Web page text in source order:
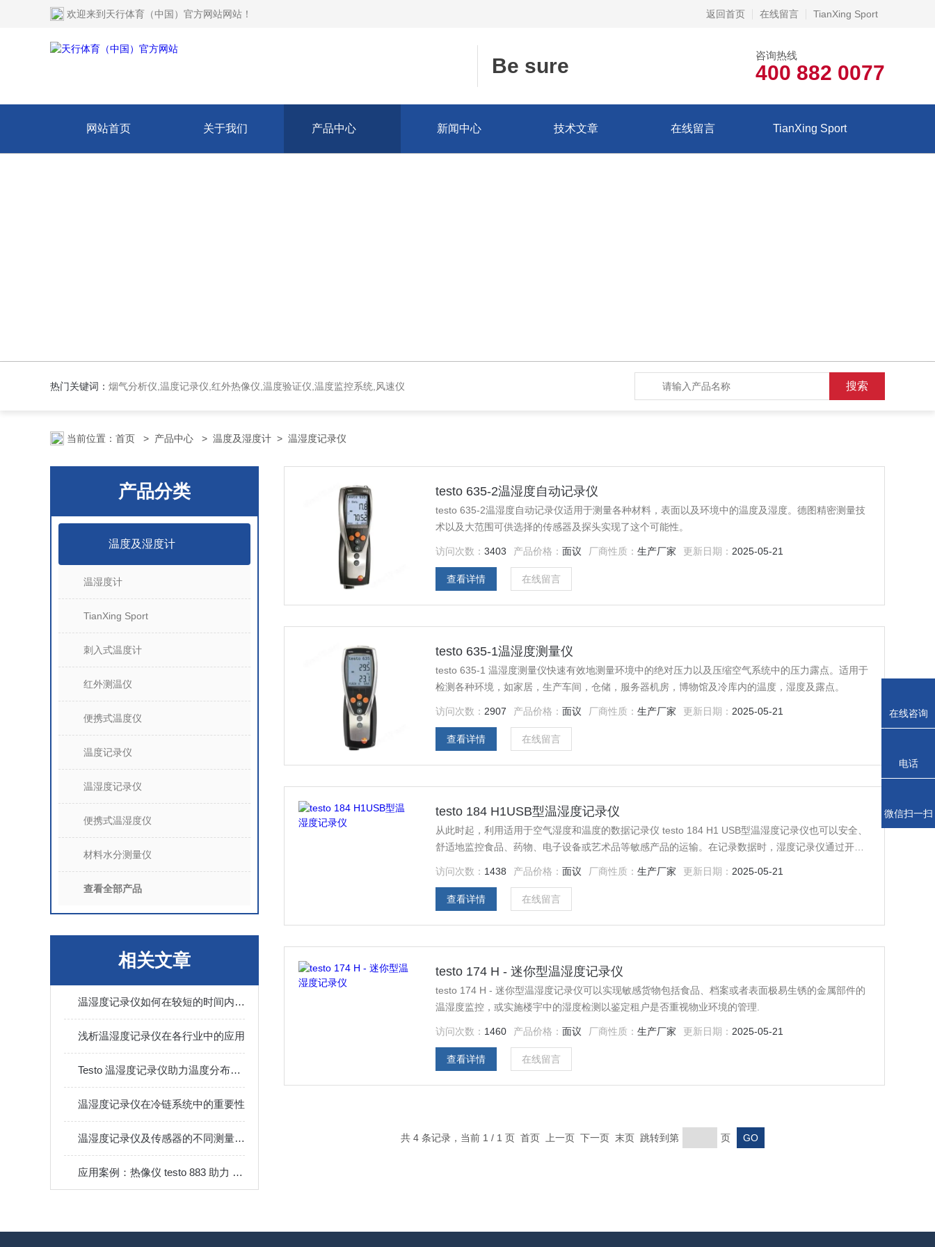
欢迎来到 天行体育（中国）官方网站网站 ！ 返回首页 在线留言 TianXing Sport
Be sure 咨询热线
400 882 0077
网站首页 关于我们 产品中心 新闻中心 技术文章 在线留言 TianXing Sport
热门关键词： 烟气分析仪,温度记录仪,红外热像仪,温度验证仪,温度监控系统,风速仪
当前位置： 首页 > 产品中心 > 温度及湿度计 > 温湿度记录仪
产品分类
温度及湿度计
温湿度计
TianXing Sport
刺入式温度计
红外测温仪
便携式温度仪
温度记录仪
温湿度记录仪
便携式温湿度仪
材料水分测量仪
查看全部产品
相关文章
温湿度记录仪如何在较短的时间内获得温湿度?
浅析温湿度记录仪在各行业中的应用
Testo 温湿度记录仪助力温度分布验证与性能确认
温湿度记录仪在冷链系统中的重要性
温湿度记录仪及传感器的不同测量方式
应用案例：热像仪 testo 883 助力 AEON 建筑公司
testo 635-2温湿度自动记录仪
testo 635-2温湿度自动记录仪适用于测量各种材料，表面以及环境中的温度及湿度。德图精密测量技
术以及大范围可供选择的传感器及探头实现了这个可能性。
访问次数：3403 产品价格：面议 厂商性质：生产厂家 更新日期： 2025-05-21
查看详情 在线留言
testo 635-1温湿度测量仪
testo 635-1 温湿度测量仪快速有效地测量环境中的绝对压力以及压缩空气系统中的压力露点。适用于
检测各种环境，如家居，生产车间，仓储，服务器机房，博物馆及冷库内的温度，湿度及露点。
访问次数： 2907 产品价格：面议 厂商性质：生产厂家 更新日期： 2025-05-21
查看详情 在线留言
testo 184 H1USB型温湿度记录仪
从此时起，利用适用于空气湿度和温度的数据记录仪 testo 184 H1 USB型温湿度记录仪也可以安全、
舒适地监控食品、药物、电子设备或艺术品等敏感产品的运输。在记录数据时，湿度记录仪通过开始/
访问次数： 1438 产品价格：面议 厂商性质：生产厂家 更新日期： 2025-05-21
查看详情 在线留言
testo 174 H - 迷你型温湿度记录仪
testo 174 H - 迷你型温湿度记录仪可以实现敏感货物包括食品、档案或者表面极易生锈的金属部件的
温湿度监控，或实施楼宇中的湿度检测以鉴定租户是否重视物业环境的管理.
访问次数： 1460 产品价格：面议 厂商性质：生产厂家 更新日期： 2025-05-21
查看详情 在线留言
共 4 条记录，当前 1 / 1 页 首页 上一页 下一页 末页 跳转到第 页
在线咨询
电话
微信扫一扫